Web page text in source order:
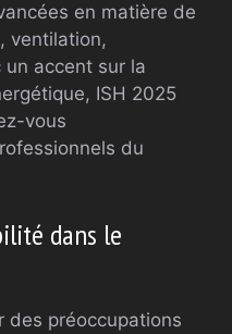
en matière de
ventilation,
accent sur la
ISH 2025
vous
du
dans le
préoccupations